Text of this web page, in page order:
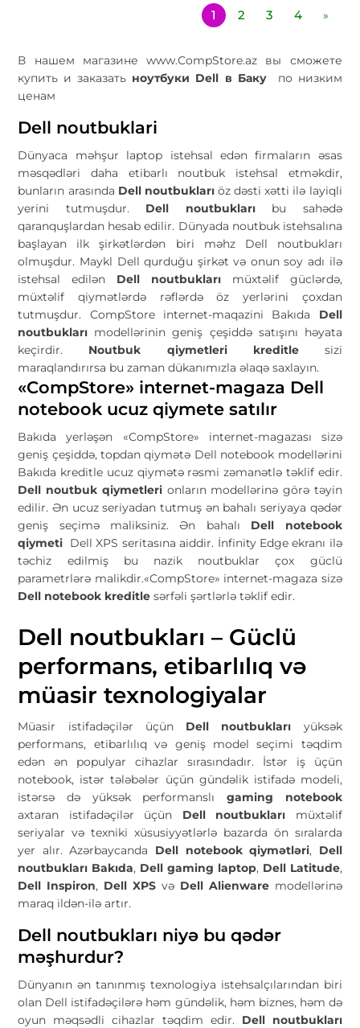
1 2 3 4 »
В нашем магазине www.CompStore.az вы сможете
купить и заказать ноутбуки Dell в Бакупо низким
ценам
Dell noutbuklari
Dünyaca məhşur laptop istehsal edən firmaların əsas
məsqədləri daha etibarlı noutbuk istehsal etməkdir,
bunların arasında Dell noutbukları öz dəsti xətti ilə layiqli
yerini tutmuşdur. Dell noutbuklarıbu sahədə
qaranquşlardan hesab edilir. Dünyada noutbuk istehsalına
başlayan ilk şirkətlərdən biri məhz Dell noutbukları
olmuşdur. Maykl Dell qurduğu şirkət və onun soy adı ilə
istehsal edilən Dell noutbukları müxtəlif güclərdə,
müxtəlif qiymətlərdə rəflərdə öz yerlərini çoxdan
tutmuşdur. CompStore internet-maqazini Bakıda Dell
noutbukları modellərinin geniş çeşiddə satışını həyata
keçirdir. Noutbuk qiymetleri kreditle sizi
maraqlandırırsa bu zaman dükanımızla əlaqə saxlayın.
«CompStore» internet-magaza Dell
notebook ucuz qiymete satılır
Bakıda yerləşən «CompStore» internet-magazası sizə
geniş çeşiddə, topdan qiymətə Dell notebook modellərini
Bakıda kreditle ucuz qiymətə rəsmi zəmanətlə təklif edir.
Dell noutbuk qiymetleri onların modellərinə görə təyin
edilir. Ən ucuz seriyadan tutmuş ən bahalı seriyaya qədər
geniş seçimə maliksiniz. Ən bahalı Dell notebook
qiymeti Dell XPS seritasına aiddir. İnfinity Edge ekranı ilə
təchiz edilmiş bu nazik noutbuklar çox güclü
parametrlərə malikdir.«CompStore» internet-magaza sizə
Dell notebook kreditle sərfəli şərtlərlə təklif edir.
Dell noutbukları – Güclü
performans, etibarlılıq və
müasir texnologiyalar
Müasir istifadəçilər üçün Dell noutbukları yüksək
performans, etibarlılıq və geniş model seçimi təqdim
edən ən populyar cihazlar sırasındadır. İstər iş üçün
notebook, istər tələbələr üçün gündəlik istifadə modeli,
istərsə də yüksək performanslı gaming notebook
axtaran istifadəçilər üçün Dell noutbukları müxtəlif
seriyalar və texniki xüsusiyyətlərlə bazarda ön sıralarda
yer alır. Azərbaycanda Dell notebook qiymətləri, Dell
noutbukları Bakıda, Dell gaming laptop, Dell Latitude,
Dell Inspiron, Dell XPS və Dell Alienwaremodellərinə
maraq ildən-ilə artır.
Dell noutbukları niyə bu qədər
məşhurdur?
Dünyanın ən tanınmış texnologiya istehsalçılarından biri
olan Dell istifadəçilərə həm gündəlik, həm biznes, həm də
oyun məqsədli cihazlar təqdim edir. Dell noutbukları